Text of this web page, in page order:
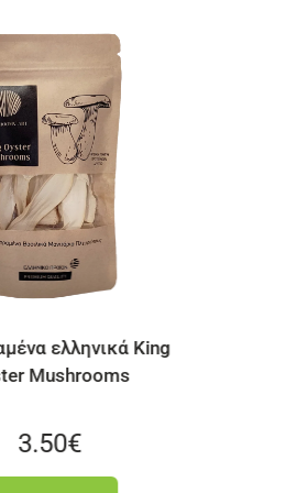
Spiroulina PLATENSIS Σκόνη
Με Ιώδιο | 20 φακελάκια των